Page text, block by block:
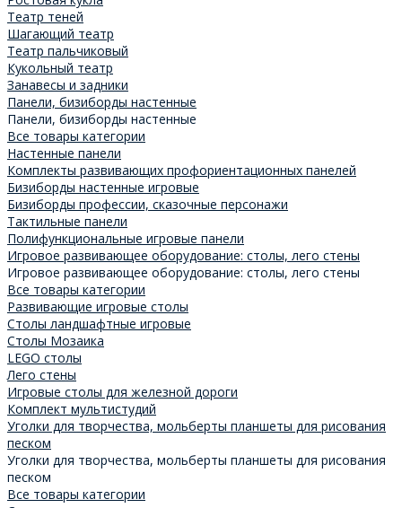
Театр теней
Шагающий театр
Театр пальчиковый
Кукольный театр
Занавесы и задники
Панели, бизиборды настенные
Панели, бизиборды настенные
Все товары категории
Настенные панели
Комплекты развивающих профориентационных панелей
Бизиборды настенные игровые
Бизиборды профессии, сказочные персонажи
Тактильные панели
Полифункциональные игровые панели
Игровое развивающее оборудование: столы, лего стены
Игровое развивающее оборудование: столы, лего стены
Все товары категории
Развивающие игровые столы
Столы ландшафтные игровые
Столы Мозаика
LEGO столы
Лего стены
Игровые столы для железной дороги
Комплект мультистудий
Уголки для творчества, мольберты планшеты для рисования
песком
Уголки для творчества, мольберты планшеты для рисования
песком
Все товары категории